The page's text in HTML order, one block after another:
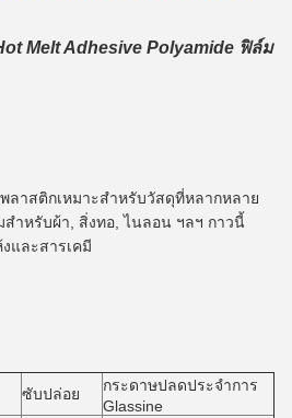
Melt Adhesive Polyamide ฟิล์ม
าสติกเหมาะสำหรับวัสดุที่หลากหลาย
สำหรับผ้า, สิ่งทอ, ไนลอน ฯลฯ กาวนี้
และสารเคมี
ซับปล่อย
กระดาษปลดประจำการ
Glassine